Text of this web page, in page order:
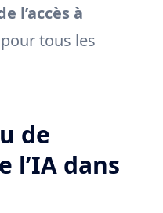
l’accès à
pour tous les
de
l’IA dans